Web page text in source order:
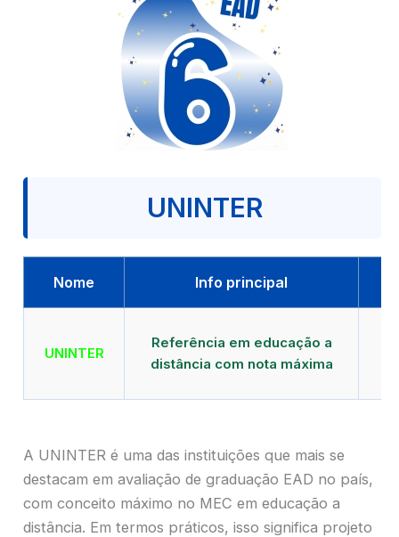
UNINTER
Nome Info principal
UNINTER
Referência em educação a
distância com nota máxima
A UNINTER é uma das instituições que mais se
destacam em avaliação de graduação EAD no país,
com conceito máximo no MEC em educação a
distância. Em termos práticos, isso significa projeto